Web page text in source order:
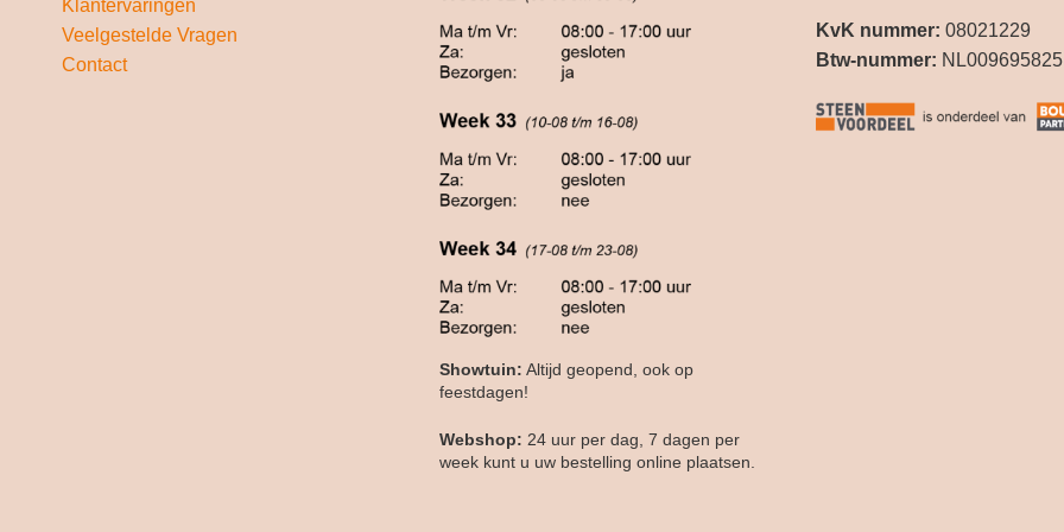
Klantervaringen
Veelgestelde Vragen
Contact
Showtuin: Altijd geopend, ook op
feestdagen!
Webshop: 24 uur per dag, 7 dagen per
week kunt u uw bestelling online plaatsen.
KvK nummer: 08021229
Btw-nummer: